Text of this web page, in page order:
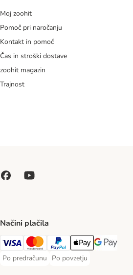
Moj zoohit
Pomoč pri naročanju
Kontakt in pomoč
Čas in stroški dostave
zoohit magazin
Trajnost
Načini plačila
Visa Payment Method
MasterCard Payment Method
PayPal Payment Method
Apple Pay Payment
Google pay
Po predračunu
Po predračunu Payment Method
Po povzetju
Po povzetju Payment